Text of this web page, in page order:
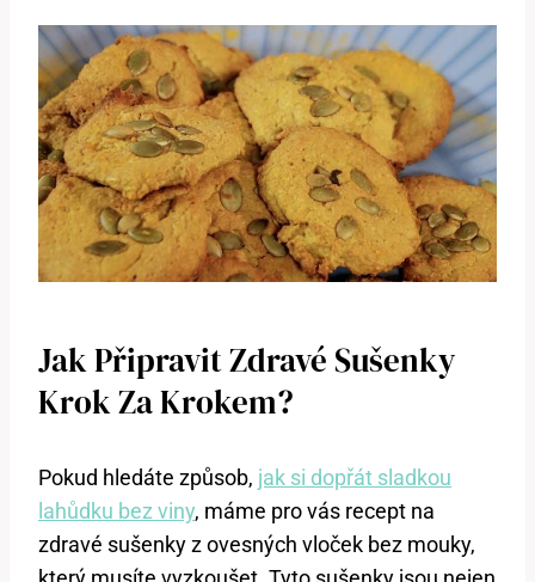
Jak Připravit Zdravé Sušenky
Krok Za Krokem?
Pokud hledáte způsob, jak si dopřát sladkou
lahůdku bez viny, máme pro vás recept na
zdravé sušenky z ovesných vloček bez mouky,